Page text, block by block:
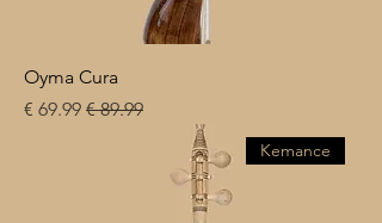
Oyma Cura
سعر عاديسعر البيع
Kemance